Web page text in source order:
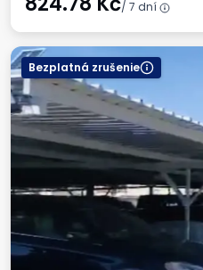
/ 7 dní
Bezplatná zrušenie